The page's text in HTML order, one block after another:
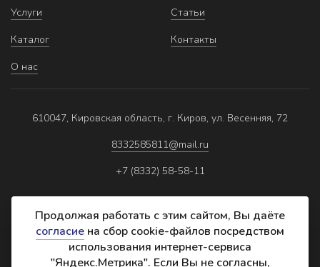
Услуги
Каталог
О нас
Статьи
Контакты
610047, Кировская область, г. Киров, ул. Весенняя, 72
8332585811@mail.ru
+7 (8332) 58-58-11
Политика обработки персональных данных
Продолжая работать с этим сайтом, Вы даёте
согласие на сбор cookie-файлов посредством
использования интернет-сервиса
"Яндекс.Метрика". Если Вы не согласны,